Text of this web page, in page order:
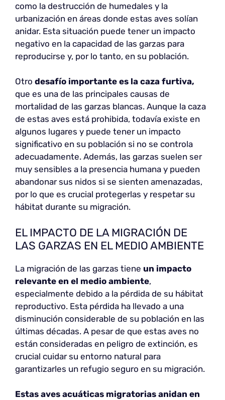
como la destrucción de humedales y la
urbanización en áreas donde estas aves solían
anidar. Esta situación puede tener un impacto
negativo en la capacidad de las garzas para
reproducirse y, por lo tanto, en su población.
Otro desafío importante es la caza furtiva,
que es una de las principales causas de
mortalidad de las garzas blancas. Aunque la caza
de estas aves está prohibida, todavía existe en
algunos lugares y puede tener un impacto
significativo en su población si no se controla
adecuadamente. Además, las garzas suelen ser
muy sensibles a la presencia humana y pueden
abandonar sus nidos si se sienten amenazadas,
por lo que es crucial protegerlas y respetar su
hábitat durante su migración.
EL IMPACTO DE LA MIGRACIÓN DE
LAS GARZAS EN EL MEDIO AMBIENTE
La migración de las garzas tiene un impacto
relevante en el medio ambiente,
especialmente debido a la pérdida de su hábitat
reproductivo. Esta pérdida ha llevado a una
disminución considerable de su población en las
últimas décadas. A pesar de que estas aves no
están consideradas en peligro de extinción, es
crucial cuidar su entorno natural para
garantizarles un refugio seguro en su migración.
Estas aves acuáticas migratorias anidan en